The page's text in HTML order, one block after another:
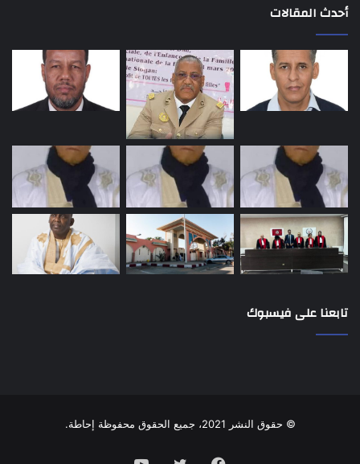
أحدث المقالات
تابعنا على فيسبوك
© حقوق النشر 2021، جميع الحقوق محفوظة إحاطة.